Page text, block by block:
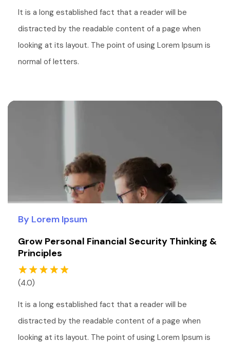
It is a long established fact that a reader will be
distracted by the readable content of a page when
looking at its layout. The point of using Lorem Ipsum is
normal of letters.
By Lorem Ipsum
Grow Personal Financial Security Thinking &
Principles
(4.0)
It is a long established fact that a reader will be
distracted by the readable content of a page when
looking at its layout. The point of using Lorem Ipsum is